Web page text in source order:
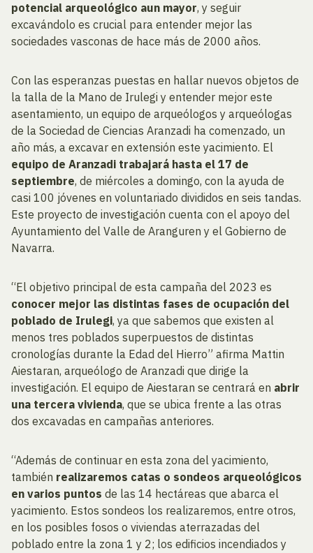
potencial arqueológico aun mayor, y seguir
excavándolo es crucial para entender mejor las
sociedades vasconas de hace más de 2000 años.
Con las esperanzas puestas en hallar nuevos objetos de
la talla de la Mano de Irulegi y entender mejor este
asentamiento, un equipo de arqueólogos y arqueólogas
de la Sociedad de Ciencias Aranzadi ha comenzado, un
año más, a excavar en extensión este yacimiento. El
equipo de Aranzadi trabajará hasta el 17 de
septiembre, de miércoles a domingo, con la ayuda de
casi 100 jóvenes en voluntariado divididos en seis tandas.
Este proyecto de investigación cuenta con el apoyo del
Ayuntamiento del Valle de Aranguren y el Gobierno de
Navarra.
“El objetivo principal de esta campaña del 2023 es
conocer mejor las distintas fases de ocupación del
poblado de Irulegi, ya que sabemos que existen al
menos tres poblados superpuestos de distintas
cronologías durante la Edad del Hierro” afirma Mattin
Aiestaran, arqueólogo de Aranzadi que dirige la
investigación. El equipo de Aiestaran se centrará en abrir
una tercera vivienda, que se ubica frente a las otras
dos excavadas en campañas anteriores.
“Además de continuar en esta zona del yacimiento,
también realizaremos catas o sondeos arqueológicos
en varios puntos de las 14 hectáreas que abarca el
yacimiento. Estos sondeos los realizaremos, entre otros,
en los posibles fosos o viviendas aterrazadas del
poblado entre la zona 1 y 2; los edificios incendiados y